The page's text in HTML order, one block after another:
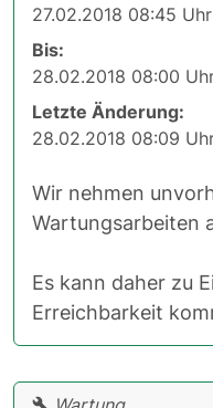
27.02.2018 08:45 Uhr
Bis:
28.02.2018 08:00
Letzte Änderung:
28.02.2018 08:09
Wir nehmen
Wartungsarbeiten
Es kann daher zu
Erreichbarkeit